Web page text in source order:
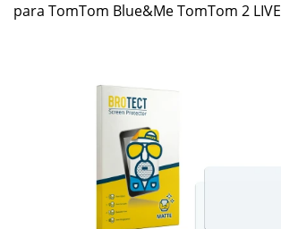
para TomTom Blue&Me TomTom 2 LIVE